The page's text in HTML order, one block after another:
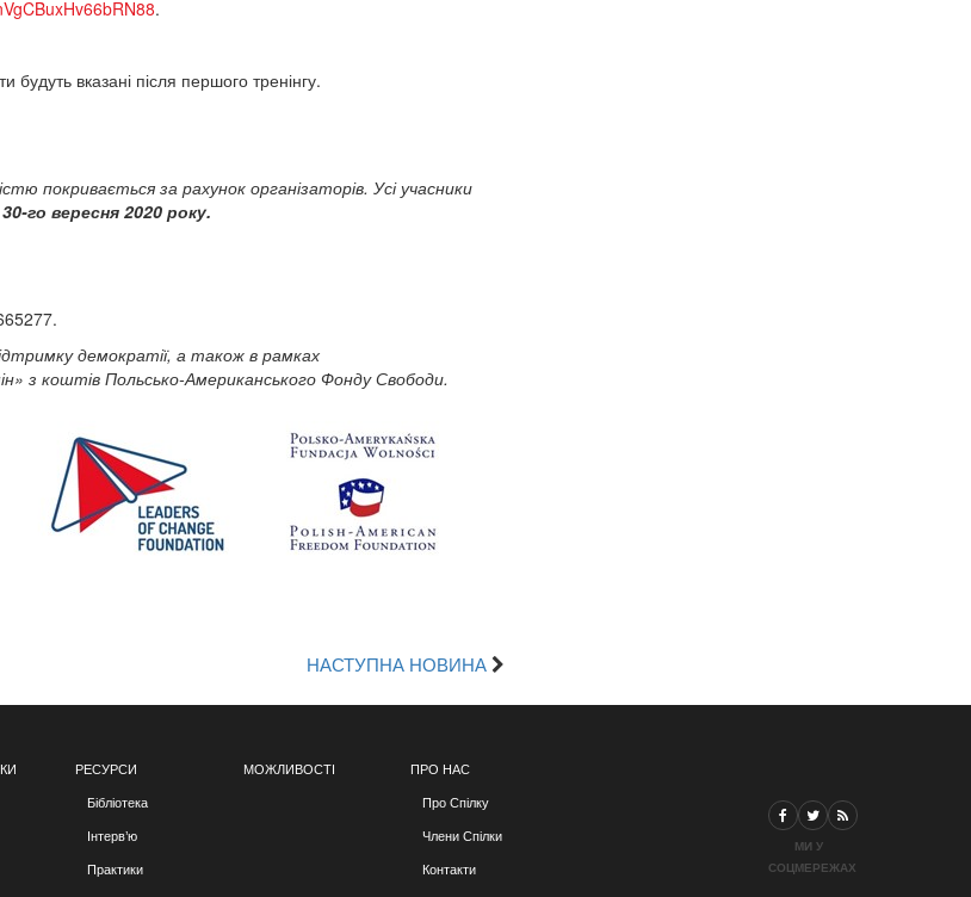
.
будуть вказані після першого тренінгу.
покривається за рахунок організаторів. Усі учасники
го вересня 2020 року.
демократії, а також в рамках
з коштів Польсько-Американського Фонду Свободи.
НАСТУПНА НОВИНА
РЕСУРСИ
Бібліотека
Інтерв’ю
Практики
МОЖЛИВОСТІ ПРО НАС
Про Спілку
Члени Спілки
Контакти
МИ У
СОЦМЕРЕЖАХ